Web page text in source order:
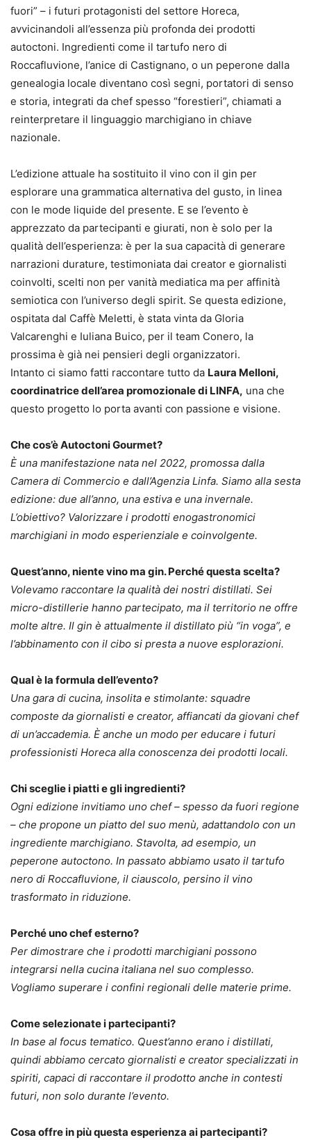
fuori” – i futuri protagonisti del settore Horeca,
avvicinandoli all’essenza più profonda dei prodotti
autoctoni. Ingredienti come il tartufo nero di
Roccafluvione, l’anice di Castignano, o un peperone dalla
genealogia locale diventano così segni, portatori di senso
e storia, integrati da chef spesso “forestieri”, chiamati a
reinterpretare il linguaggio marchigiano in chiave
nazionale.
L’edizione attuale ha sostituito il vino con il gin per
esplorare una grammatica alternativa del gusto, in linea
con le mode liquide del presente. E se l’evento è
apprezzato da partecipanti e giurati, non è solo per la
qualità dell’esperienza: è per la sua capacità di generare
narrazioni durature, testimoniata dai creator e giornalisti
coinvolti, scelti non per vanità mediatica ma per affinità
semiotica con l’universo degli spirit. Se questa edizione,
ospitata dal Caffè Meletti, è stata vinta da Gloria
Valcarenghi e Iuliana Buico, per il team Conero, la
prossima è già nei pensieri degli organizzatori.
Intanto ci siamo fatti raccontare tutto da Laura Melloni,
coordinatrice dell’area promozionale di LINFA, una che
questo progetto lo porta avanti con passione e visione.
Che cos’è Autoctoni Gourmet?
È una manifestazione nata nel 2022, promossa dalla
Camera di Commercio e dall’Agenzia Linfa. Siamo alla sesta
edizione: due all’anno, una estiva e una invernale.
L’obiettivo? Valorizzare i prodotti enogastronomici
marchigiani in modo esperienziale e coinvolgente.
Quest’anno, niente vino ma gin. Perché questa scelta?
Volevamo raccontare la qualità dei nostri distillati. Sei
micro-distillerie hanno partecipato, ma il territorio ne offre
molte altre. Il gin è attualmente il distillato più “in voga”, e
l’abbinamento con il cibo si presta a nuove esplorazioni.
Qual è la formula dell’evento?
Una gara di cucina, insolita e stimolante: squadre
composte da giornalisti e creator, affiancati da giovani chef
di un’accademia. È anche un modo per educare i futuri
professionisti Horeca alla conoscenza dei prodotti locali.
Chi sceglie i piatti e gli ingredienti?
Ogni edizione invitiamo uno chef – spesso da fuori regione
– che propone un piatto del suo menù, adattandolo con un
ingrediente marchigiano. Stavolta, ad esempio, un
peperone autoctono. In passato abbiamo usato il tartufo
nero di Roccafluvione, il ciauscolo, persino il vino
trasformato in riduzione.
Perché uno chef esterno?
Per dimostrare che i prodotti marchigiani possono
integrarsi nella cucina italiana nel suo complesso.
Vogliamo superare i confini regionali delle materie prime.
Come selezionate i partecipanti?
In base al focus tematico. Quest’anno erano i distillati,
quindi abbiamo cercato giornalisti e creator specializzati in
spiriti, capaci di raccontare il prodotto anche in contesti
futuri, non solo durante l’evento.
Cosa offre in più questa esperienza ai partecipanti?